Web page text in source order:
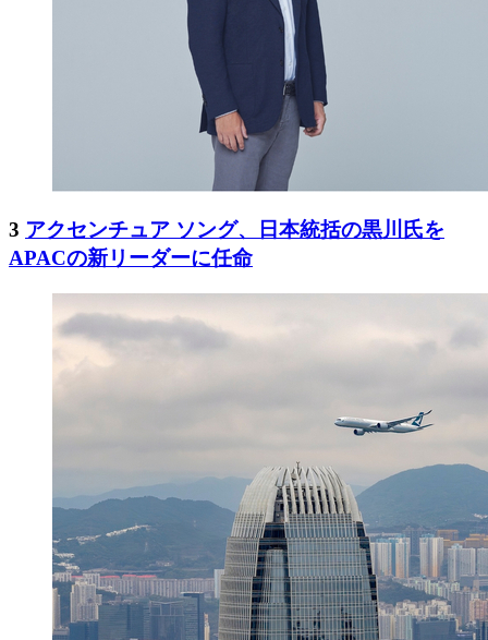
3 アクセンチュア ソング、日本統括の黒川氏を
APACの新リーダーに任命